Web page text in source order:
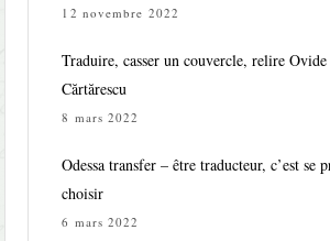
12 novembre 2022
Traduire, casser un couvercle, relire
Cărtărescu
8 mars 2022
Odessa transfer – être traducteur, c’est se
choisir
6 mars 2022